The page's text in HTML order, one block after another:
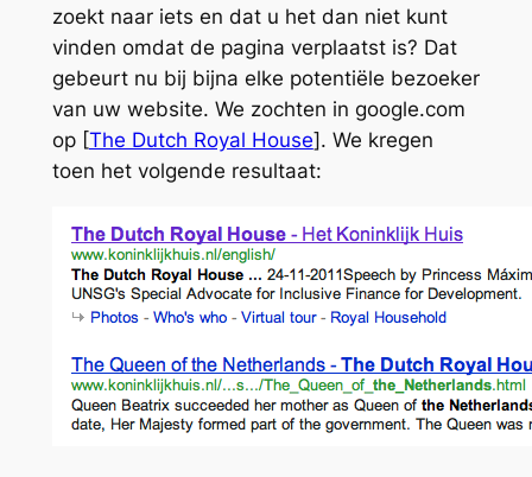
zoekt naar iets en dat u het dan niet kunt
vinden omdat de pagina verplaatst is? Dat
gebeurt nu bij bijna elke potentiële bezoeker
van uw website. We zochten in google.com
op [The Dutch Royal House]. We kregen
toen het volgende resultaat: